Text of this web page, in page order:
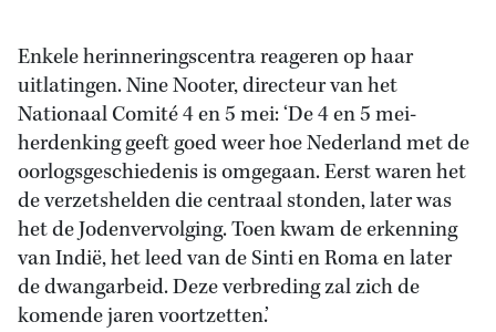
Enkele herinneringscentra reageren op haar
uitlatingen. Nine Nooter, directeur van het
Nationaal Comité 4 en 5 mei: ‘De 4 en 5 mei-
herdenking geeft goed weer hoe Nederland met de
oorlogsgeschiedenis is omgegaan. Eerst waren het
de verzetshelden die centraal stonden, later was
het de Jodenvervolging. Toen kwam de erkenning
van Indië, het leed van de Sinti en Roma en later
de dwangarbeid. Deze verbreding zal zich de
komende jaren voortzetten.’